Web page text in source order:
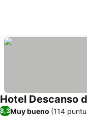
Hotel Descanso
8,3Muy bueno (114